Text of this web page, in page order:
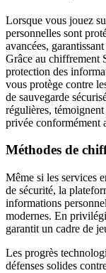
Lorsque vous jouez
personnelles sont
avancées,
Grâce au chiffrement
protection des
vous protège contre
de sauvegarde
régulières,
privée conformément
Méthodes de
Même si les services
de sécurité, la
informations
modernes. En
garantit un cadre de
Les progrès
défenses solides